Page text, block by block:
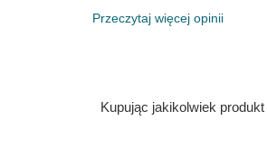
Przeczytaj więcej opinii
Kupując jakikolwiek